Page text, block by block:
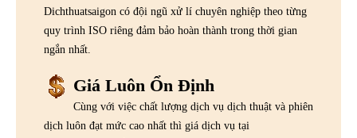
Dichthuatsaigon có đội ngũ xử lí chuyên nghiệp theo từng
quy trình ISO riêng đảm bảo hoàn thành trong thời gian
ngắn nhất.
Giá Luôn Ổn Định
Cùng với việc chất lượng dịch vụ dịch thuật và phiên
dịch luôn đạt mức cao nhất thì giá dịch vụ tại